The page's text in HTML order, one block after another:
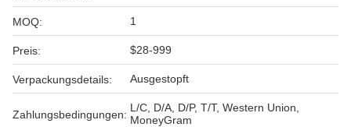
MOQ: 1
Preis: $28-999
Verpackungsdetails: Ausgestopft
Zahlungsbedingungen:
L/C, D/A, D/P, T/T, Western Union,
MoneyGram